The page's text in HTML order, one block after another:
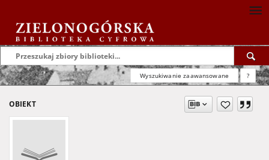
Wyszukiwanie zaawansowane ?
OBIEKT